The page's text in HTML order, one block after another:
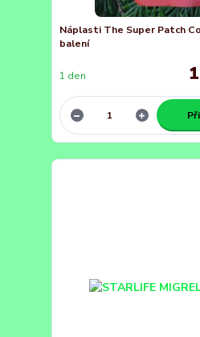
Náplasti The Super Patch
balení
1 den